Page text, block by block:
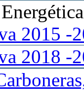
2015 -
2018 -